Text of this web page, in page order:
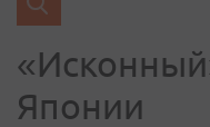
Японии